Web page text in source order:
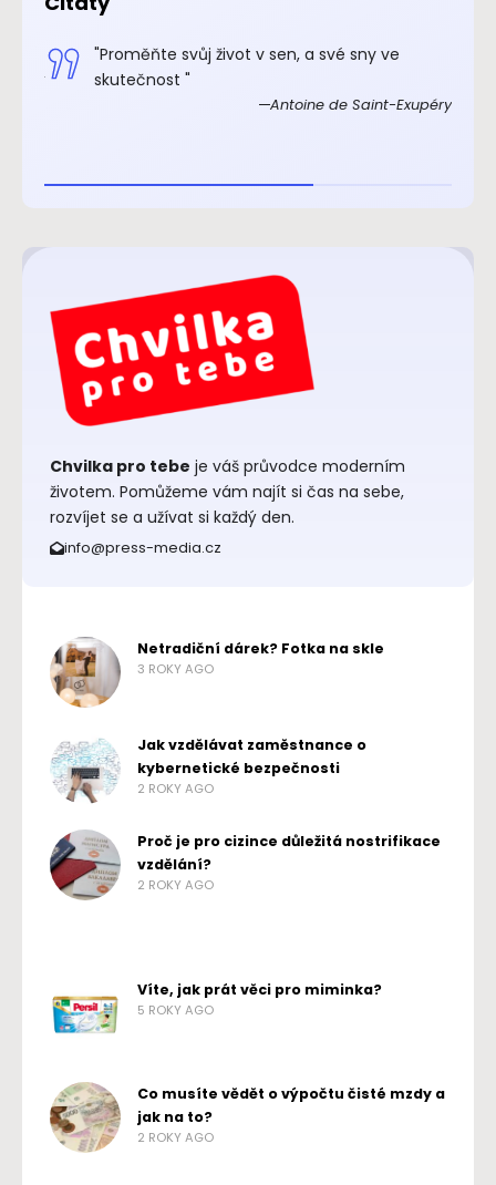
"Proměňte svůj život v sen, a své sny ve
skutečnost "
Antoine de Saint-Exupéry
Chvilka pro tebe je váš průvodce moderním
životem. Pomůžeme vám najít si čas na sebe,
rozvíjet se a užívat si každý den.
info@press-media.cz
Netradiční dárek? Fotka na skle
3 ROKY AGO
Jak vzdělávat zaměstnance o
kybernetické bezpečnosti
2 ROKY AGO
Proč je pro cizince důležitá nostrifikace
vzdělání?
2 ROKY AGO
Víte, jak prát věci pro miminka?
5 ROKY AGO
Co musíte vědět o výpočtu čisté mzdy a
jak na to?
2 ROKY AGO